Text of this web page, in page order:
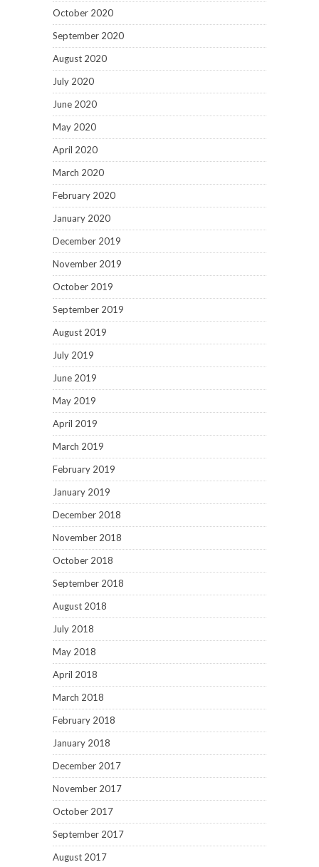
October 2020
September 2020
August 2020
July 2020
June 2020
May 2020
April 2020
March 2020
February 2020
January 2020
December 2019
November 2019
October 2019
September 2019
August 2019
July 2019
June 2019
May 2019
April 2019
March 2019
February 2019
January 2019
December 2018
November 2018
October 2018
September 2018
August 2018
July 2018
May 2018
April 2018
March 2018
February 2018
January 2018
December 2017
November 2017
October 2017
September 2017
August 2017